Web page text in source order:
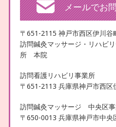
メールでお
〒651-2115 神戸市西区伊川谷
訪問鍼灸マッサージ・リハビ
所 本院
訪問看護リハビリ事業所
〒651-2113 兵庫県神戸市西
訪問鍼灸マッサージ 中央区
〒650-0013 兵庫県神戸市中央